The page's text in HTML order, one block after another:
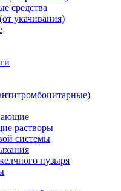
средства
укачивания)
растворы
системы
пузыря